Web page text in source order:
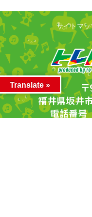
サイトマッ
福井県坂井
電話番
Translate »